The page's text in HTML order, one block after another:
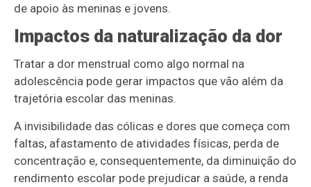
de apoio às meninas e jovens.
Impactos da naturalização da dor
Tratar a dor menstrual como algo normal na
adolescência pode gerar impactos que vão além da
trajetória escolar das meninas.
A invisibilidade das cólicas e dores que começa com
faltas, afastamento de atividades físicas, perda de
concentração e, consequentemente, da diminuição do
rendimento escolar pode prejudicar a saúde, a renda